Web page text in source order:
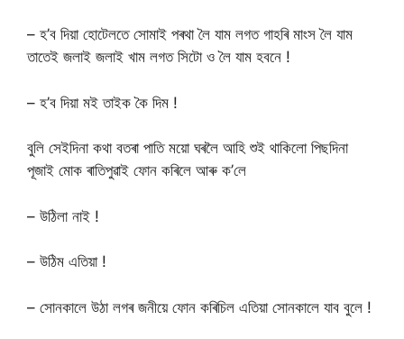
– হ’ব দিয়া হোটেলতে সোমাই পৰথা লৈ যাম লগত গাহৰি মাংস লৈ যাম
তাতেই জলাই জলাই খাম লগত সিটো ও লৈ যাম হবনে !
– হ’ব দিয়া মই তাইক কৈ দিম !
বুলি সেইদিনা কথা বতৰা পাতি ময়ো ঘৰলৈ আহি শুই থাকিলো পিছদিনা
পূজাই মোক ৰাতিপুৱাই ফোন কৰিলে আৰু ক’লে
– উঠিলা নাই !
– উঠিম এতিয়া !
– সোনকালে উঠা লগৰ জনীয়ে ফোন কৰিচিল এতিয়া সোনকালে যাব বুলে !